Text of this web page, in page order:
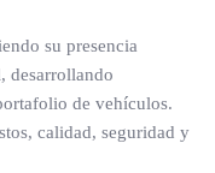
su presencia
desarrollando
de vehículos.
calidad, seguridad y